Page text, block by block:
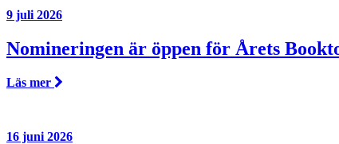
9 juli 2026
Nomineringen är öppen för Årets
Läs mer
16 juni 2026